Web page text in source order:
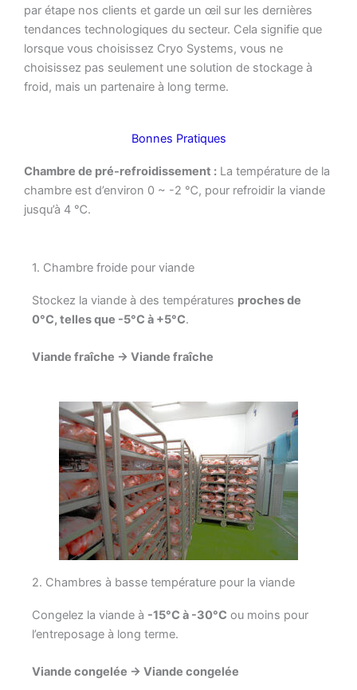
par étape nos clients et garde un œil sur les dernières
tendances technologiques du secteur. Cela signifie que
lorsque vous choisissez Cryo Systems, vous ne
choisissez pas seulement une solution de stockage à
froid, mais un partenaire à long terme.
Bonnes Pratiques
Chambre de pré-refroidissement : La température de la
chambre est d’environ 0 ~ -2 ℃, pour refroidir la viande
jusqu’à 4 ℃.
1. Chambre froide pour viande
Stockez la viande à des températures proches de
0°C, telles que -5°C à +5°C.
Viande fraîche → Viande fraîche
2. Chambres à basse température pour la viande
Congelez la viande à -15°C à -30°C ou moins pour
l’entreposage à long terme.
Viande congelée → Viande congelée